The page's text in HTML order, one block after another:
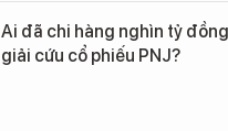
Ai đã chi hàng nghìn tỷ
giải cứu cổ phiếu PNJ?